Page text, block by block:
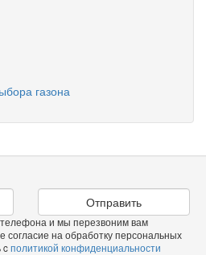
газона
Отправить
и мы перезвоним вам
согласие на обработку персональных
cполитикой конфиденциальности